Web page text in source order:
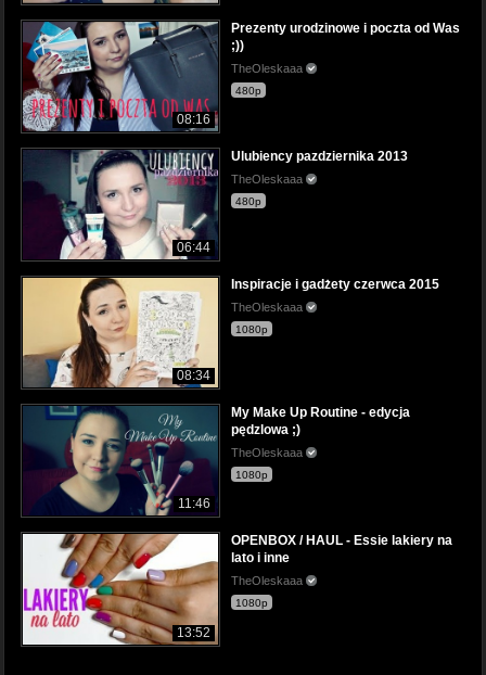
08:16
Prezenty urodzinowe i poczta od Was
;))
TheOleskaaa
480p
06:44
Ulubiency pazdziernika 2013
TheOleskaaa
480p
08:34
Inspiracje i gadżety czerwca 2015
TheOleskaaa
1080p
11:46
My Make Up Routine - edycja
pędzlowa ;)
TheOleskaaa
1080p
13:52
OPENBOX / HAUL - Essie lakiery na
lato i inne
TheOleskaaa
1080p